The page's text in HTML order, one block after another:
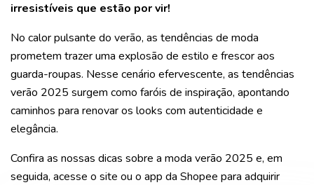
irresistíveis que estão por vir!
No calor pulsante do verão, as tendências de moda
prometem trazer uma explosão de estilo e frescor aos
guarda-roupas. Nesse cenário efervescente, as tendências
verão 2025 surgem como faróis de inspiração, apontando
caminhos para renovar os looks com autenticidade e
elegância.
Confira as nossas dicas sobre a moda verão 2025 e, em
seguida, acesse o site ou o app da Shopee para adquirir